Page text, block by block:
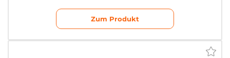
Zum Produkt